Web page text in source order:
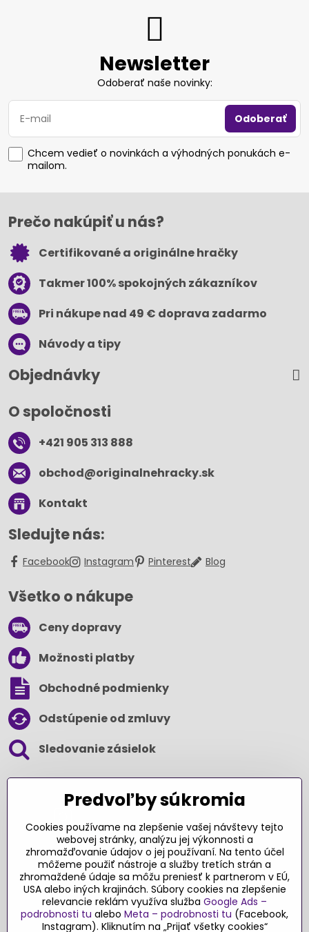
Newsletter
Odoberať naše novinky:
Odoberať
Chcem vedieť o novinkách a výhodných ponukách e-
mailom.
Prečo nakúpiť u nás?
Certifikované a originálne hračky
Takmer 100% spokojných zákazníkov
Pri nákupe nad 49 € doprava zadarmo
Návody a tipy
Objednávky
O spoločnosti
+421 905 313 888
obchod​@originalnehracky​.sk
Kontakt
Sledujte nás:
Facebook Instagram Pinterest Blog
Všetko o nákupe
Ceny dopravy
Možnosti platby
Obchodné podmienky
Odstúpenie od zmluvy
Sledovanie zásielok
Ďakujeme za podporu
Sme slovenský e-shop​. Fungujeme len
vďaka vám – rodičom a všetkým, ktorí veria
v poctivý výber kvalitných hračiek s
pridanou hodnotou​. Každý nákup na
Predvoľby súkromia
Cookies používame na zlepšenie vašej návštevy tejto
webovej stránky, analýzu jej výkonnosti a
zhromažďovanie údajov o jej používaní. Na tento účel
môžeme použiť nástroje a služby tretích strán a
zhromaždené údaje sa môžu preniesť k partnerom v EÚ,
USA alebo iných krajinách. Súbory cookies na zlepšenie
relevancie reklám využíva služba Google Ads –
podrobnosti tu alebo Meta – podrobnosti tu (Facebook,
Instagram). Kliknutím na „Prijať všetky cookies“